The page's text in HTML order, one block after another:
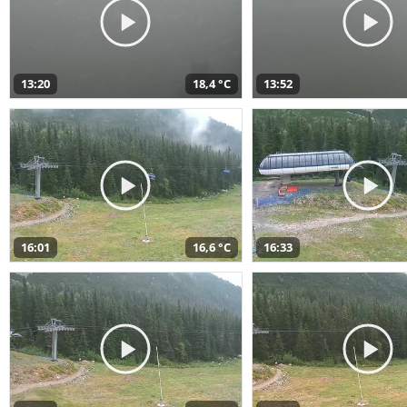
13:20 18,4 °C 13:52
16:01 16,6 °C 16:33